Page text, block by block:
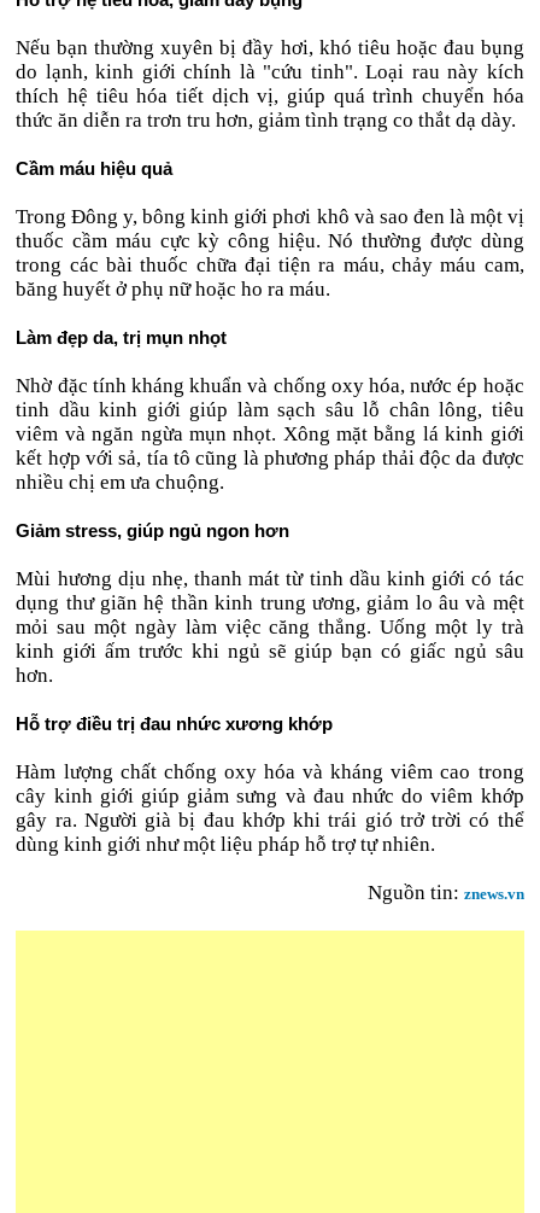
Nếu bạn thường xuyên bị đầy hơi, khó tiêu hoặc đau bụng
do lạnh, kinh giới chính là "cứu tinh". Loại rau này kích
thích hệ tiêu hóa tiết dịch vị, giúp quá trình chuyển hóa
thức ăn diễn ra trơn tru hơn, giảm tình trạng co thắt dạ dày.
Cầm máu hiệu quả
Trong Đông y, bông kinh giới phơi khô và sao đen là một vị
thuốc cầm máu cực kỳ công hiệu. Nó thường được dùng
trong các bài thuốc chữa đại tiện ra máu, chảy máu cam,
băng huyết ở phụ nữ hoặc ho ra máu.
Làm đẹp da, trị mụn nhọt
Nhờ đặc tính kháng khuẩn và chống oxy hóa, nước ép hoặc
tinh dầu kinh giới giúp làm sạch sâu lỗ chân lông, tiêu
viêm và ngăn ngừa mụn nhọt. Xông mặt bằng lá kinh giới
kết hợp với sả, tía tô cũng là phương pháp thải độc da được
nhiều chị em ưa chuộng.
Giảm stress, giúp ngủ ngon hơn
Mùi hương dịu nhẹ, thanh mát từ tinh dầu kinh giới có tác
dụng thư giãn hệ thần kinh trung ương, giảm lo âu và mệt
mỏi sau một ngày làm việc căng thẳng. Uống một ly trà
kinh giới ấm trước khi ngủ sẽ giúp bạn có giấc ngủ sâu
hơn.
Hỗ trợ điều trị đau nhức xương khớp
Hàm lượng chất chống oxy hóa và kháng viêm cao trong
cây kinh giới giúp giảm sưng và đau nhức do viêm khớp
gây ra. Người già bị đau khớp khi trái gió trở trời có thể
dùng kinh giới như một liệu pháp hỗ trợ tự nhiên.
Nguồn tin: znews.vn